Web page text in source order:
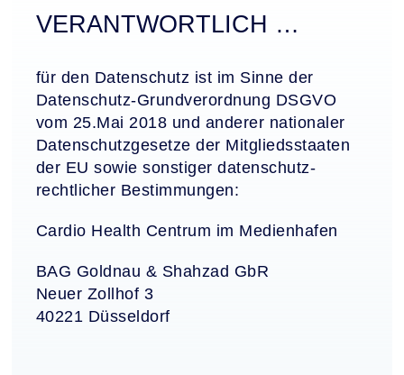
VERANTWORT­LICH …
für den Datenschutz ist im Sinne der
Datenschutz-Grundverordnung DSGVO
vom 25.Mai 2018 und anderer nationaler
Datenschutzgesetze der Mitgliedsstaaten
der EU sowie sonstiger datenschutz­
rechtlicher Bestimmungen:
Cardio Health Centrum im Medienhafen
BAG Goldnau & Shahzad GbR
Neuer Zollhof 3
40221 Düsseldorf